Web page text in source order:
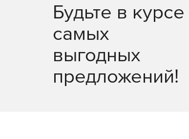
Будьте в курсе
самых
выгодных
предложений!